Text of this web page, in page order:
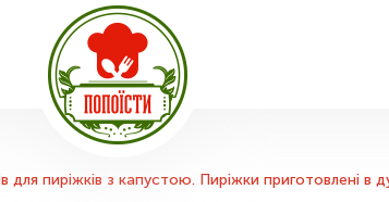
пиріжків з капустою. Пиріжки приготовлені в